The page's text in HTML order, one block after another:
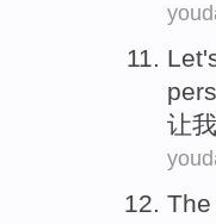
Let
让
The